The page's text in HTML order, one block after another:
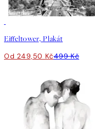
Eiffeltower, Plakát
Od 249,50 Kč499 Kč